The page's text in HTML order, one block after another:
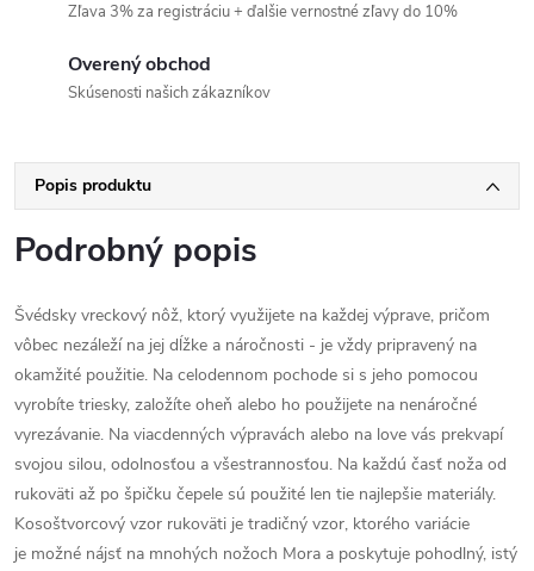
Zľava 3% za registráciu + ďalšie vernostné zľavy do 10%
Overený obchod
Skúsenosti našich zákazníkov
Popis produktu
Podrobný popis
Švédsky vreckový nôž, ktorý využijete na každej výprave, pričom
vôbec nezáleží na jej dĺžke a náročnosti - je vždy pripravený na
okamžité použitie. Na celodennom pochode si s jeho pomocou
vyrobíte triesky, založíte oheň alebo ho použijete na nenáročné
vyrezávanie. Na viacdenných výpravách alebo na love vás prekvapí
svojou silou, odolnosťou a všestrannosťou. Na každú časť noža od
rukoväti až po špičku čepele sú použité len tie najlepšie materiály.
Kosoštvorcový vzor rukoväti je tradičný vzor, ktorého variácie
je možné nájsť na mnohých nožoch Mora a poskytuje pohodlný, istý